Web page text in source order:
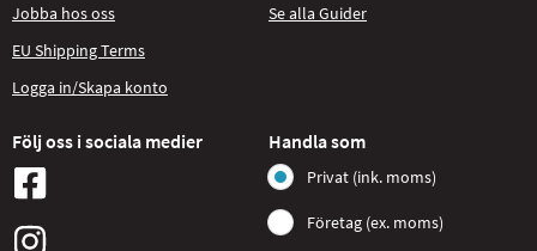
Jobba hos oss
EU Shipping Terms
Logga in/Skapa konto
Se alla Guider
Följ oss i sociala medier Handla som
Privat (ink. moms)
Företag (ex. moms)